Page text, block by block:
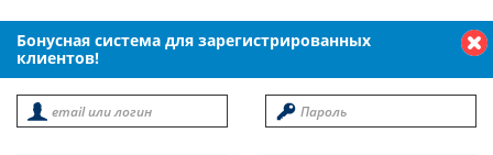
Бонусная система для зарегистрированных
клиентов!